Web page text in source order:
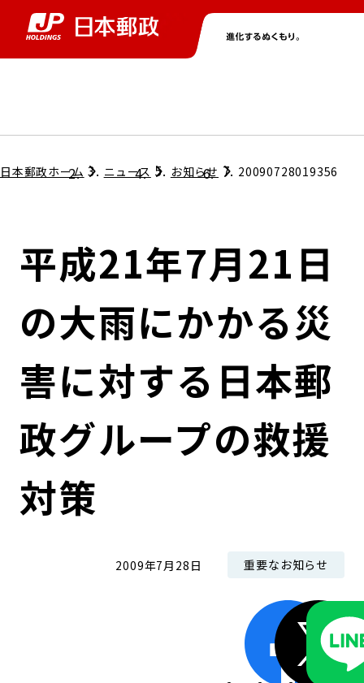
グループ情報トップ
コンプライアンス
ガバナンス
コンダクト向上の取組み
ローカル共創イニシアティブ
株主・投資家情報トップ
個人投資家のみなさまへ
株式情報
財務情報・IR資料
IRニュース
IRカレンダー
ニューストップ
サステナビリティトップ
担当役員メッセージ
サステナビリティマネジメント
持続可能な金融のフレームワーク
環境
採用情報トップ
日本郵政ホーム ニュース お知らせ 20090728019356
平成21年7月21日
の大雨にかかる災
害に対する日本郵
政グループの救援
対策
2009年7月28日 重要なお知らせ